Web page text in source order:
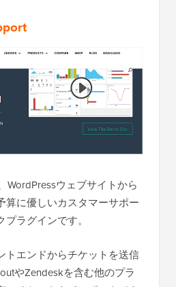
WordPressウェブサイトから
算に優しいカスタマーサポー
ラグインです。
トエンドからチケットを送信
やZendeskを含む他のプラ